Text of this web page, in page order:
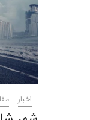
اخبار